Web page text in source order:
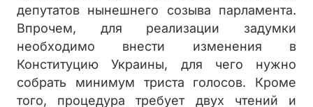
депутатов нынешнего созыва парламента.
Впрочем, для реализации задумки
необходимо внести изменения в
Конституцию Украины, для чего нужно
собрать минимум триста голосов. Кроме
того, процедура требует двух чтений и